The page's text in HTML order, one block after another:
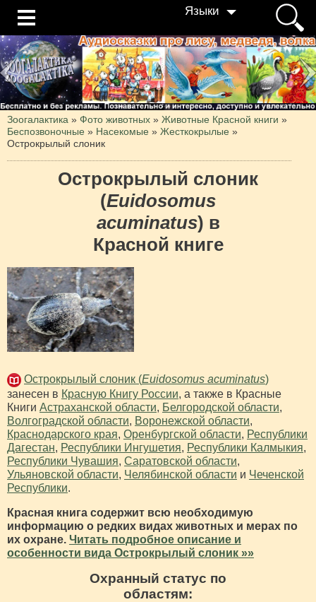
Языки
Зоогалактика » Фото животных » Животные Красной книги »
Беспозвоночные » Насекомые » Жесткокрылые »
Острокрылый слоник
Острокрылый слоник
(Euidosomus
acuminatus) в
Красной книге
Острокрылый слоник (Euidosomus acuminatus)
занесен в Красную Книгу России, а также в Красные
Книги Астраханской области, Белгородской области,
Волгоградской области, Воронежской области,
Краснодарского края, Оренбургской области, Республики
Дагестан, Республики Ингушетия, Республики Калмыкия,
Республики Чувашия, Саратовской области,
Ульяновской области, Челябинской области и Чеченской
Республики.
Красная книга содержит всю необходимую
информацию о редких видах животных и мерах по
их охране. Читать подробное описание и
особенности вида Острокрылый слоник »»
Охранный статус по
областям: